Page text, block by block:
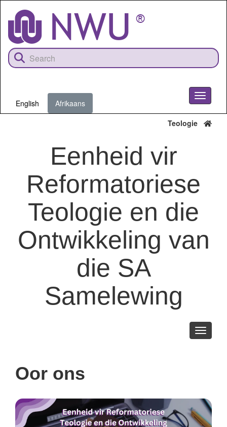
content
English Afrikaans
Toggle
Teologie
Eenheid vir
Reformatoriese
Teologie en die
Ontwikkeling van
die SA
Samelewing
Toggle
Oor ons